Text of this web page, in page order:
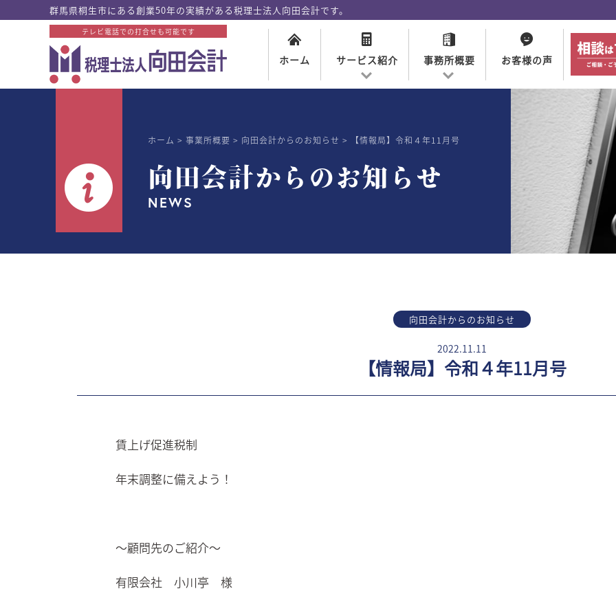
群馬県桐生市にある創業50年の実績がある税理士法人向田会計です。
テレビ電話での打合せも可能です
ホーム サービス紹介
相続相談
開業医支援
事務所概要
向田会計情報局
経営参謀
お客様の声
ホーム 事業所概要 向田会計からのお知らせ 【情報局】令和４年11月号
向田会計からのお知らせ
NEWS
向田会計からのお知らせ
2022.11.11
【情報局】令和４年11月号
賃上げ促進税制
年末調整に備えよう！
～顧問先のご紹介～
有限会社 小川亭 様